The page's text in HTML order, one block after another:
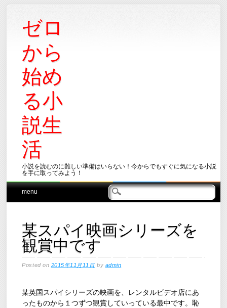
ゼロ
から
始め
る小
説生
活
小説を読むのに難しい準備はいらない！今からでもすぐに気になる小説
を手に取ってみよう！
Main menu
Skip
menu
某スパイ映画シリーズを
観賞中です
Posted on 2015年11月11日 by admin
某英国スパイシリーズの映画を、レンタルビデオ店にあ
ったものから１つずつ観賞していっている最中です。恥